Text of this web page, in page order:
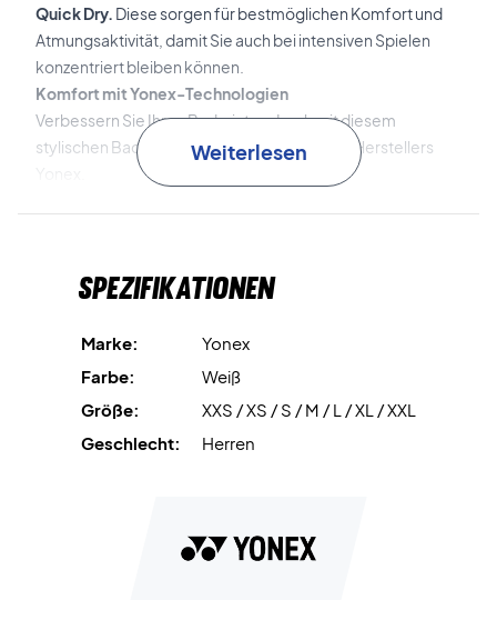
Quick Dry. Diese sorgen für bestmöglichen Komfort und
Atmungsaktivität, damit Sie auch bei intensiven Spielen
konzentriert bleiben können.
Komfort mit Yonex-Technologien
Verbessern Sie Ihren Badminton-Look mit diesem
stylischen Badminton-T-Shirt des beliebten Herstellers
16568EX
Weiterlesen
Spezifikationen
Marke:
Yonex
Farbe:
Weiß
Größe:
XXS / XS / S / M / L / XL / XXL
Geschlecht:
Herren